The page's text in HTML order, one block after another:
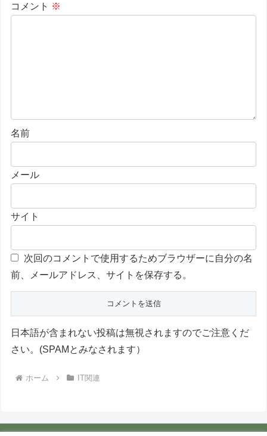
コメント ※
名前
メール
サイト
次回のコメントで使用するためブラウザーに自分の名
前、メールアドレス、サイトを保存する。
日本語が含まれない投稿は無視されますのでご注意くだ
さい。(SPAMとみなされます）
ホーム IT関連